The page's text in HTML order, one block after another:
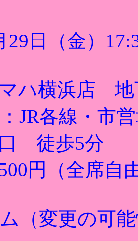
29日（金）
マハ横浜店
JR各線・市
徒歩5分
円（全席自
（変更の可